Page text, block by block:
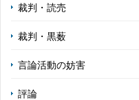
裁判・読売
裁判・黒薮
言論活動の妨害
評論